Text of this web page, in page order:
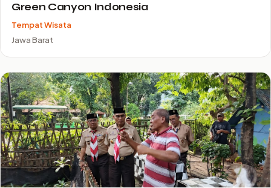
Green Canyon Indonesia
Tempat Wisata
Jawa Barat